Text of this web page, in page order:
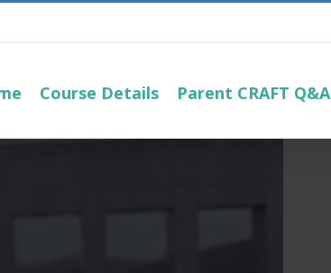
Course Details Parent CRAFT Q&A